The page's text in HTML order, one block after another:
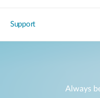
Support
Always